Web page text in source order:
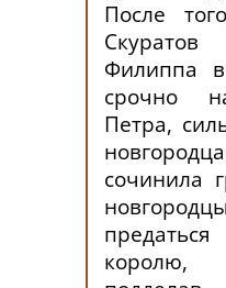
После
Филиппа
срочно
Петра,
сочинила